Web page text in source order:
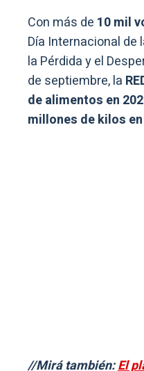
Con más de 10 mil
Día Internacional de
la Pérdida y el
de septiembre, la
de alimentos en
millones de kilos
//Mirá también:El